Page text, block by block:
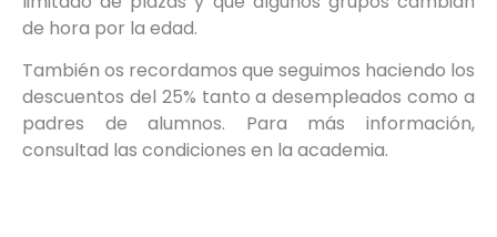
de hora por la edad.
También os recordamos que seguimos haciendo los
descuentos del 25% tanto a desempleados como a
padres de alumnos. Para más información,
consultad las condiciones en la academia.